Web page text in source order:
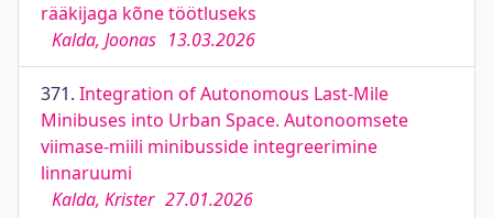
rääkijaga kõne töötluseks
Kalda, Joonas 13.03.2026
371. Integration of Autonomous Last-Mile
Minibuses into Urban Space. Autonoomsete
viimase-miili minibusside integreerimine
linnaruumi
Kalda, Krister 27.01.2026